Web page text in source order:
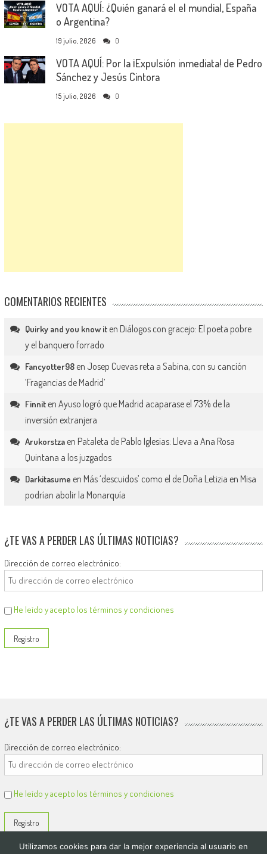
VOTA AQUÍ: ¿Quién ganará el el mundial, España
o Argentina?
19 julio, 2026 0
VOTA AQUÍ: Por la ¡Expulsión inmediata! de Pedro
Sánchez y Jesús Cintora
15 julio, 2026 0
COMENTARIOS RECIENTES
Quirky and you know iten Diálogos con gracejo: El poeta pobre
y el banquero forrado
Fancyotter98en Josep Cuevas reta a Sabina, con su canción
‘Fragancias de Madrid’
Finniten Ayuso logró que Madrid acaparase el 73% de la
inversión extranjera
Arukorstzaen Pataleta de Pablo Iglesias: Lleva a Ana Rosa
Quintana a los juzgados
Darkitasume en Más ‘descuidos’ como el de Doña Letizia en Misa
podrían abolir la Monarquía
¿TE VAS A PERDER LAS ÚLTIMAS NOTICIAS?
Dirección de correo electrónico:
He leído y acepto los términos y condiciones
¿TE VAS A PERDER LAS ÚLTIMAS NOTICIAS?
Dirección de correo electrónico:
He leído y acepto los términos y condiciones
Utilizamos cookies para dar la mejor experiencia al usuario en